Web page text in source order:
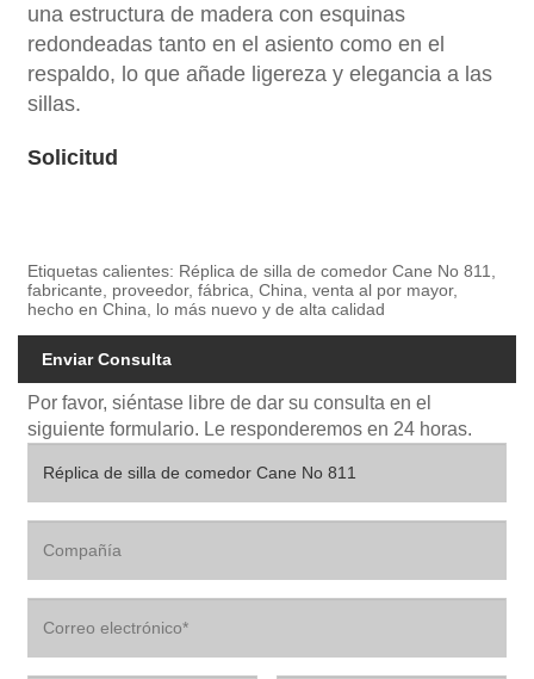
una estructura de madera con esquinas
redondeadas tanto en el asiento como en el
respaldo, lo que añade ligereza y elegancia a las
sillas.
Solicitud
Etiquetas calientes: Réplica de silla de comedor Cane No 811,
fabricante, proveedor, fábrica, China, venta al por mayor,
hecho en China, lo más nuevo y de alta calidad
Enviar Consulta
Por favor, siéntase libre de dar su consulta en el
siguiente formulario. Le responderemos en 24 horas.